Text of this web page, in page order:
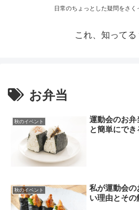
日常のちょっとした疑問をさく
これ、知ってる
お弁当
秋のイベント
運動会のお弁
と簡単にでき
秋のイベント
私が運動会の
い理由とその